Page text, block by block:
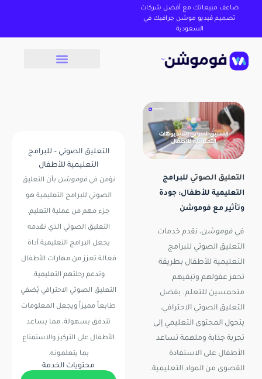
ضاعف مبيعاتك مع أفضل شركات
تصميم فيديو موشن جرافيك في
السعودية
التعليق الصوتي للبرامج
التعليمية للأطفال: جودة
وتأثير مع فوموشن
في فوموشن، نقدم خدمات
التعليق الصوتي للبرامج
التعليمية للأطفال بطريقة
تحفز عقولهم وتبقيهم
متحمسين للتعلم. بفضل
التعليق الصوتي الاحترافي،
يتحول المحتوى التعليمي إلى
تجربة جذابة وملهمة تساعد
الأطفال على الاستفادة
القصوى من المواد التعليمية.
التعليق الصوتي – للبرامج
التعليمية للأطفال
نؤمن فيفوموشن بأن التعليق
الصوتي للبرامج التعليمية هو
جزء مهم من عملية التعليم.
التعليق الصوتي الذي نقدمه
يجعل البرامج التعليمية أداة
فعالة تعزز من مهارات الأطفال
وتدعم رحلتهم التعليمية.
التعليق الصوتي الاحترافي يُضفي
طابعاً مميزاً ويجعل المعلومات
تتدفق بسهولة، مما يساعد
الأطفال على التركيز والاستمتاع
بما يتعلمونه.
محتويات الخدمة